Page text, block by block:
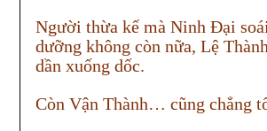
Người thừa kế mà Ninh Đại
dưỡng không còn nữa, Lệ
dần xuống dốc.
Còn Vận Thành… cũng chẳng